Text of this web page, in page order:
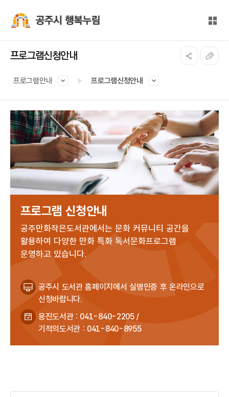
전체
프로그램신청안내
프로그램안내 프로그램신청안내
프로그램 신청안내
공주만화작은도서관에서는 문화 커뮤니티 공간을
활용하여 다양한 만화 특화 독서문화프로그램
운영하고 있습니다.
공주시 도서관 홈페이지에서 실명인증 후 온라인으로
신청바랍니다.
웅진도서관 : 041-840-2205 /
기적의도서관 : 041-840-8955